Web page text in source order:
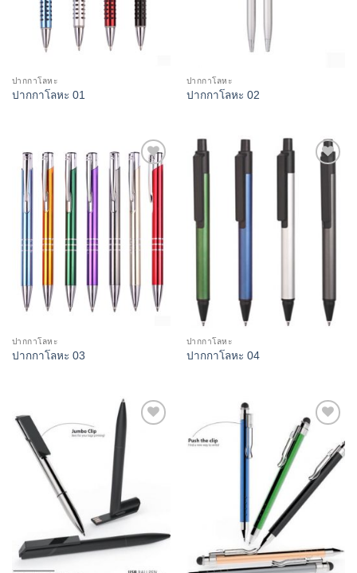
ปากกาโลหะ
ปากกาโลหะ 01
ปากกาโลหะ
ปากกาโลหะ 02
Wishlist
ปากกาโลหะ
ปากกาโลหะ 03
Add to
ปากกาโลหะ
ปากกาโลหะ 04
Add to
Wishlist